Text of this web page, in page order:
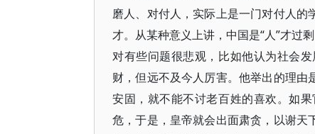
磨人、对付人，实际上是一门对付人
才。从某种意义上讲，中国是“人”才过
对有些问题很悲观，比如他认为社会
财，但远不及今人厉害。他举出的理
安固，就不能不讨老百姓的喜欢。如
危，于是，皇帝就会出面肃贪，以谢天